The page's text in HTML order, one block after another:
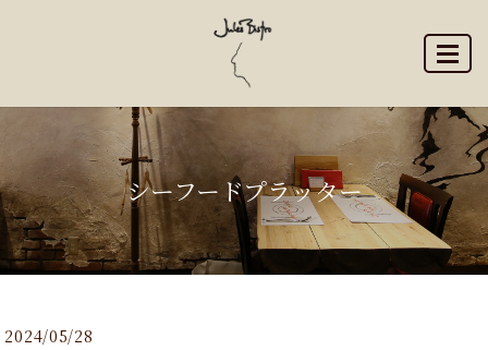
シーフードプラッター
2024/05/28